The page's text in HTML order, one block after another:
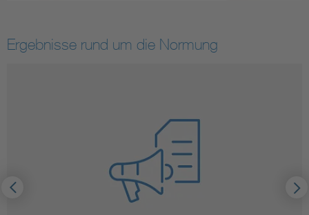
Ergebnisse rund um die Normung